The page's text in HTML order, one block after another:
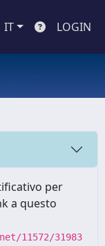
IT LOGIN
per
a questo
11572/31983